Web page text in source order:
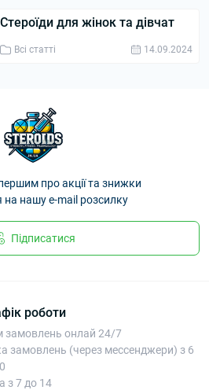
Стероїди для жінок та дівчат
Всі статті 14.09.2024
про акції та знижки
на нашу e-mail розсилку
Підписатися
роботи
замовлень онлай 24/7
замовлень (через мессенджери) з 6
з 7 до 14